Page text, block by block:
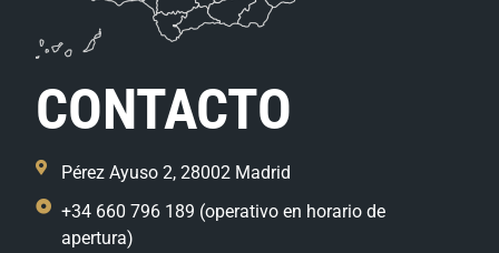
CONTACTO
Pérez Ayuso 2, 28002 Madrid
+34 660 796 189 (operativo en horario de
apertura)